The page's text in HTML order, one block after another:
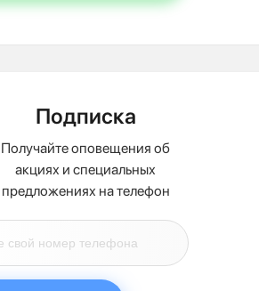
Подписка
Получайте оповещения об
акциях и специальных
предложениях на телефон